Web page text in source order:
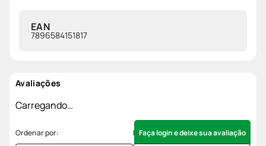
EAN
7896584151817
Avaliações
Carregando…
Faça login e deixe sua avaliação